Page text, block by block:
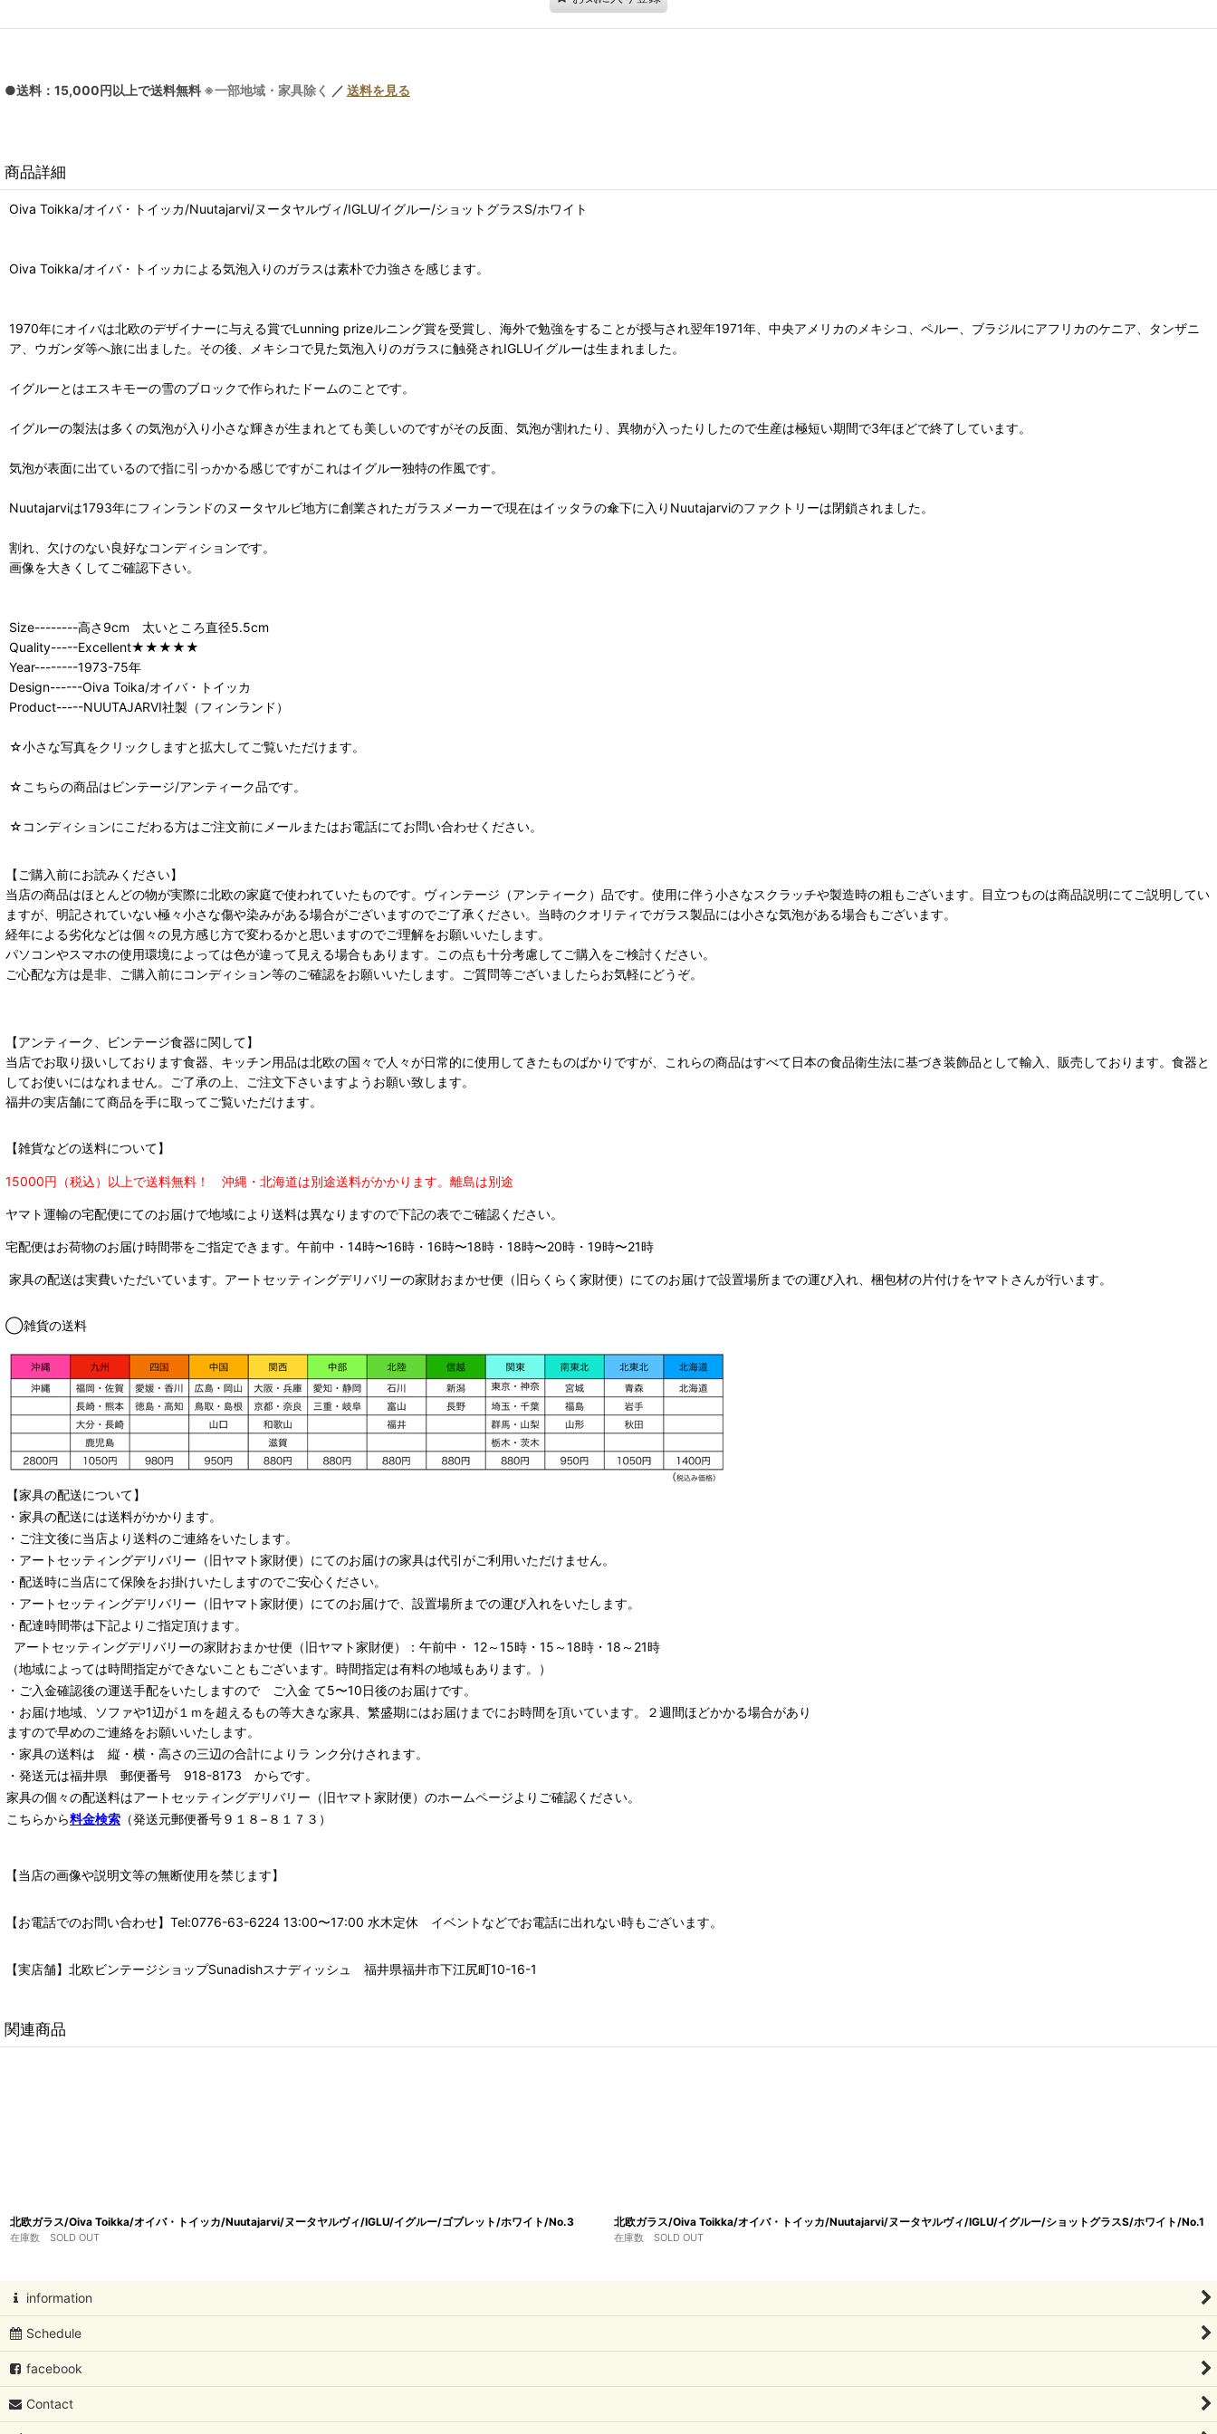
●送料：15,000円以上で送料無料 ※一部地域・家具除く ／ 送料を見る
商品詳細
Oiva Toikka/オイバ・トイッカ/Nuutajarvi/ヌータヤルヴィ/IGLU/イグルー/ショットグラスS/ホワイト
Oiva Toikka/オイバ・トイッカによる気泡入りのガラスは素朴で力強さを感じます。
1970年にオイバは北欧のデザイナーに与える賞でLunning prizeルニング賞を受賞し、海外で勉強をすることが授与され翌年1971年、中央アメリカのメキシコ、ペルー、ブラジルにアフリカのケニア、タンザニ
ア、ウガンダ等へ旅に出ました。その後、メキシコで見た気泡入りのガラスに触発されIGLUイグルーは生まれました。
イグルーとはエスキモーの雪のブロックで作られたドームのことです。
イグルーの製法は多くの気泡が入り小さな輝きが生まれとても美しいのですがその反面、気泡が割れたり、異物が入ったりしたので生産は極短い期間で3年ほどで終了しています。
気泡が表面に出ているので指に引っかかる感じですがこれはイグルー独特の作風です。
Nuutajarviは1793年にフィンランドのヌータヤルビ地方に創業されたガラスメーカーで現在はイッタラの傘下に入りNuutajarviのファクトリーは閉鎖されました。
割れ、欠けのない良好なコンディションです。
画像を大きくしてご確認下さい。
Size--------高さ9cm 太いところ直径5.5cm
Quality-----Excellent★★★★★
Year--------1973-75年
Design------Oiva Toika/オイバ・トイッカ
Product-----NUUTAJARVI社製（フィンランド）
☆小さな写真をクリックしますと拡大してご覧いただけます。
☆こちらの商品はビンテージ/アンティーク品です。
☆コンディションにこだわる方はご注文前にメールまたはお電話にてお問い合わせください。
【ご購入前にお読みください】
当店の商品はほとんどの物が実際に北欧の家庭で使われていたものです。ヴィンテージ（アンティーク）品です。使用に伴う小さなスクラッチや製造時の粗もございます。目立つものは商品説明にてご説明してい
ますが、明記されていない極々小さな傷や染みがある場合がございますのでご了承ください。当時のクオリティでガラス製品には小さな気泡がある場合もございます。
経年による劣化などは個々の見方感じ方で変わるかと思いますのでご理解をお願いいたします。
パソコンやスマホの使用環境によっては色が違って見える場合もあります。この点も十分考慮してご購入をご検討ください。
ご心配な方は是非、ご購入前にコンディション等のご確認をお願いいたします。ご質問等ございましたらお気軽にどうぞ。
【アンティーク、ビンテージ食器に関して】
当店でお取り扱いしております食器、キッチン用品は北欧の国々で人々が日常的に使用してきたものばかりですが、これらの商品はすべて日本の食品衛生法に基づき装飾品として輸入、販売しております。食器と
してお使いにはなれません。ご了承の上、ご注文下さいますようお願い致します。
福井の実店舗にて商品を手に取ってご覧いただけます。
【雑貨などの送料について】
15000円（税込）以上で送料無料！ 沖縄・北海道は別途送料がかかります。 離島は別途
ヤマト運輸の宅配便にてのお届けで地域により送料は異なりますので下記の表でご確認ください。
宅配便はお荷物のお届け時間帯をご指定できます。 午前中・14時〜16時・16時〜18時・18時〜20時・19時〜21時
家具の配送は実費いただいています。アートセッティングデリバリーの家財おまかせ便（旧らくらく家財便）にてのお届けで設置場所までの運び入れ、梱包材の片付けをヤマトさんが行います。
◯雑貨の送料
【家具の配送について】
・家具の配送には送料がかかります。
・ご注文後に当店より送料のご連絡をいたします。
・ アートセッティングデリバリー （旧ヤマト家財便） にてのお届けの家具は代引がご利用いただけません。
・配送時に当店にて保険をお掛けいたしますのでご安心ください。
・ アートセッティングデリバリー （旧ヤマト家財便） にてのお届けで、設置場所までの運び入れをいたします。
・配達時間帯は下記よりご指定頂けます。
アートセッティングデリバリーの家財おまかせ便 （旧ヤマト家財便）：午前中・ 12～15時・15～18時・18～21時
（地域によっては時間指定ができないこともございます。時間指定は有料の地域もあります。）
・ご入金確認後の運送手配をいたしますので ご入金 て5〜10日後のお届けです。
・お届け地域、ソファや1辺が１ｍを超えるもの等大きな家具、繁盛期にはお届けまでにお時間を頂いています。２週間ほどかかる場合があり
ますので早めのご連絡をお願いいたします。
・家具の送料は 縦・横・高さの三辺の合計によりラ ンク分けされます。
・発送元は福井県 郵便番号 918-8173 からです。
家具の個々の配送料はアートセッティングデリバリー （旧ヤマト家財便） のホームページよりご確認ください。
こちらから料金検索 （発送元郵便番号９１８−８１７３）
【当店の画像や説明文等の無断使用を禁じます】
【お電話でのお問い合わせ】Tel:0776-63-6224 13:00〜17:00 水木定休 イベントなどでお電話に出れない時もございます。
【実店舗】北欧ビンテージショップSunadishスナディッシュ 福井県福井市下江尻町10-16-1
関連商品
北欧ガラス/Oiva Toikka/オイバ・トイッカ/Nuutajarvi/ヌータヤルヴィ/IGLU/イグルー/ゴブレット/ホワイト/No.3
在庫数 SOLD OUT
北欧ガラス/Oiva Toikka/オイバ・トイッカ/Nuutajarvi/ヌータヤルヴィ/IGLU/イグルー/ショットグラスS/ホワイト/No.1
在庫数 SOLD OUT
information
Schedule
facebook
Contact